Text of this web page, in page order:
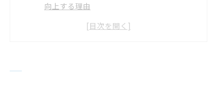
向上する理由
エアコンの清掃が生活の質向上に与える効